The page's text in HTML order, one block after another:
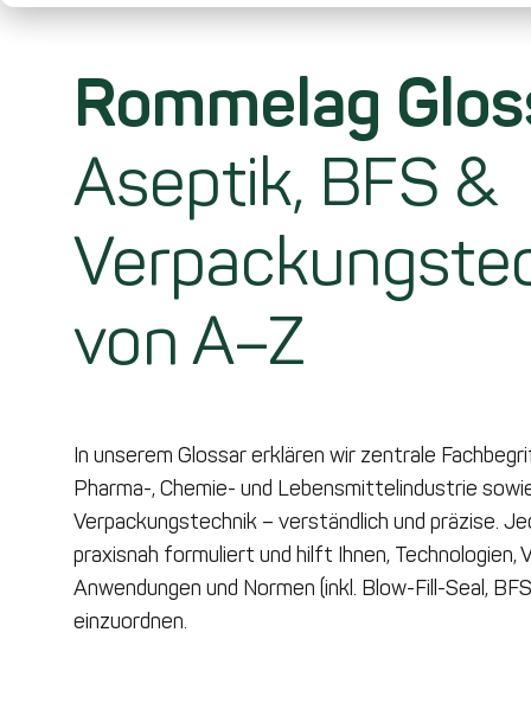
Rommelag
Aseptik, BFS &
von A–Z
In unserem Glossar erklären wir zentrale
Pharma-, Chemie- und Lebensmittelindustrie
Verpackungstechnik – verständlich und präzise.
praxisnah formuliert und hilft Ihnen, Technologien,
Anwendungen und Normen (inkl. Blow-Fill-Seal,
einzuordnen.